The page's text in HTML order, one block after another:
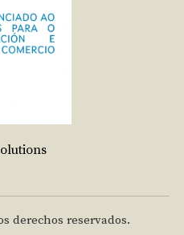
derechos reservados.